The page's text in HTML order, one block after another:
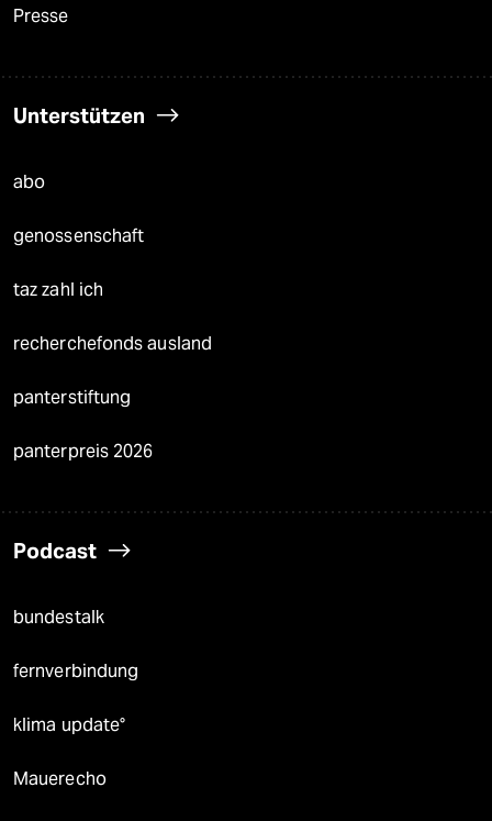
Presse
Unterstützen
abo
genossenschaft
taz zahl ich
recherchefonds ausland
panterstiftung
panterpreis 2026
Podcast
bundestalk
fernverbindung
klima update°
Mauerecho